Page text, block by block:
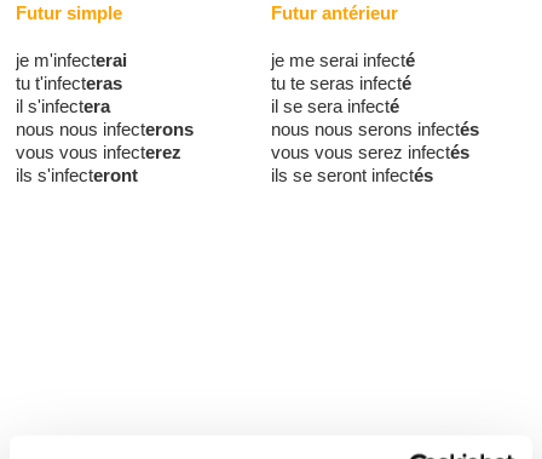
Futur simple
je m'infecterai
tu t'infecteras
il s'infectera
nous nous infecterons
vous vous infecterez
ils s'infecteront
Futur antérieur
je me serai infecté
tu te seras infecté
il se sera infecté
nous nous serons infectés
vous vous serez infectés
ils se seront infectés